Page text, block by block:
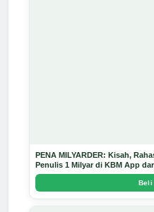
PENA MILYARDER: Kisah,
Penulis 1 Milyar di KBM App
Beli